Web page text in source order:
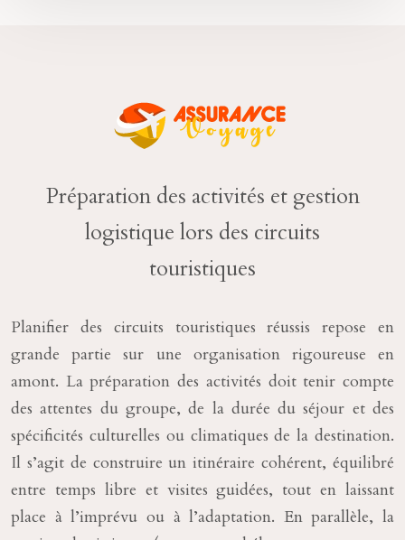
Préparation des activités et gestion
logistique lors des circuits
touristiques
Planifier des circuits touristiques réussis repose en
grande partie sur une organisation rigoureuse en
amont. La préparation des activités doit tenir compte
des attentes du groupe, de la durée du séjour et des
spécificités culturelles ou climatiques de la destination.
Il s’agit de construire un itinéraire cohérent, équilibré
entre temps libre et visites guidées, tout en laissant
place à l’imprévu ou à l’adaptation. En parallèle, la